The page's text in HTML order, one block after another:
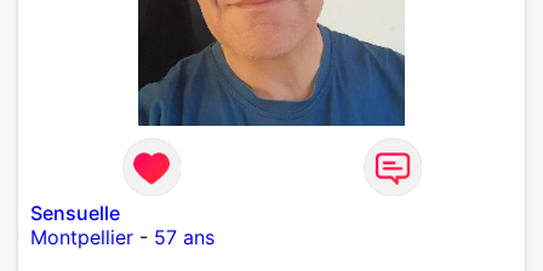
Sensuelle
Montpellier - 57 ans